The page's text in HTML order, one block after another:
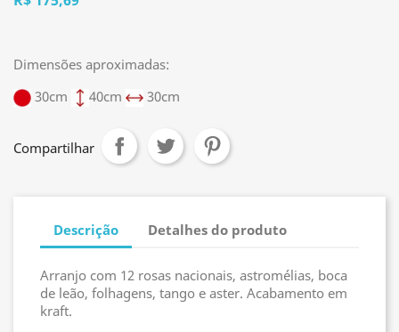
Dimensões aproximadas:
30cm
40cm 30cm
Compartilhar
Descrição Detalhes do produto
Arranjo com 12 rosas nacionais, astromélias, boca
de leão, folhagens, tango e aster. Acabamento em
kraft.